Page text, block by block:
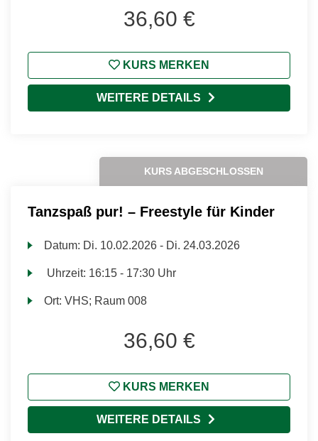
36,60 €
KURS MERKEN
WEITERE DETAILS
KURS ABGESCHLOSSEN
Tanzspaß pur! – Freestyle für Kinder
Datum: Di. 10.02.2026 - Di. 24.03.2026
Uhrzeit: 16:15 - 17:30 Uhr
Ort:VHS; Raum 008
36,60 €
KURS MERKEN
WEITERE DETAILS